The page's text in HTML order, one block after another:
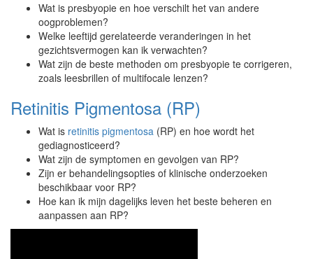
Wat is presbyopie en hoe verschilt het van andere
oogproblemen?
Welke leeftijd gerelateerde veranderingen in het
gezichtsvermogen kan ik verwachten?
Wat zijn de beste methoden om presbyopie te corrigeren,
zoals leesbrillen of multifocale lenzen?
Retinitis Pigmentosa (RP)
Wat is retinitis pigmentosa (RP) en hoe wordt het
gediagnosticeerd?
Wat zijn de symptomen en gevolgen van RP?
Zijn er behandelingsopties of klinische onderzoeken
beschikbaar voor RP?
Hoe kan ik mijn dagelijks leven het beste beheren en
aanpassen aan RP?